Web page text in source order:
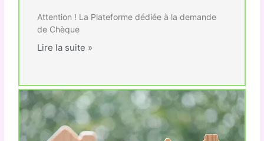
Attention ! La Plateforme dédiée à la demande
de Chèque
Lire la suite »